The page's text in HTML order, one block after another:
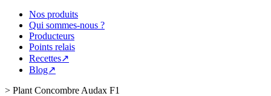
Nos produits
Qui sommes-nous ?
Producteurs
Points relais
Recettes↗
Blog↗
> Plant Concombre Audax F1